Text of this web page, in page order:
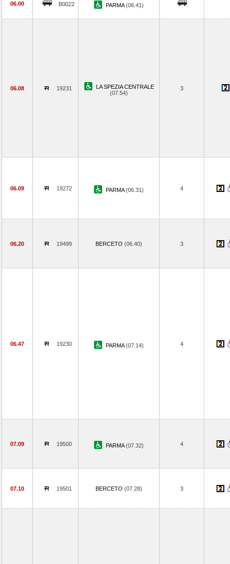
06.00 B0022 PARMA(06.41)
06.08 19231
LA SPEZIA CENTRALE
(07.54)
3
06.09 19272 PARMA(06.31) 4
06.20 19499 BERCETO (06.40) 3
06.47 19230 PARMA(07.14) 4
07.09 19500 PARMA(07.32) 4
07.10 19501 BERCETO (07.28) 3